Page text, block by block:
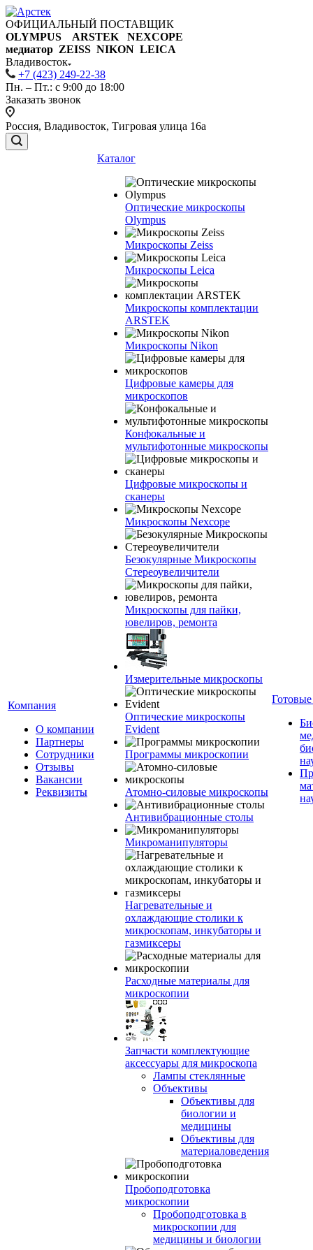
ОФИЦИАЛЬНЫЙ ПОСТАВЩИК
OLYMPUS ARSTEK NEXCOPE
медиатор ZEISS NIKON LEICA
Владивосток
+7 (423) 249-22-38
Пн. – Пт.: с 9:00 до 18:00
Заказать звонок
Россия, Владивосток, Тигровая улица 16а
Компания
О компании
Партнеры
Сотрудники
Отзывы
Вакансии
Реквизиты
Каталог
Оптические микроскопы
Olympus
Микроскопы Zeiss
Микроскопы Leica
Микроскопы комплектации
ARSTEK
Микроскопы Nikon
Цифровые камеры для
микроскопов
Конфокальные и
мультифотонные микроскопы
Цифровые микроскопы и
сканеры
Микроскопы Nexcope
Безокулярные Микроскопы
Стереоувеличители
Микроскопы для пайки,
ювелиров, ремонта
Измерительные микроскопы
Оптические микроскопы
Evident
Программы микроскопии
Атомно-силовые микроскопы
Антивибрационные столы
Микроманипуляторы
Нагревательные и
охлаждающие столики к
микроскопам, инкубаторы и
газмиксеры
Расходные материалы для
микроскопии
Запчасти комплектующие
аксессуары для микроскопа
Лампы стеклянные
Объективы
Объективы для
биологии и
медицины
Объективы для
материаловедения
Пробоподготовка
микроскопии
Пробоподготовка в
микроскопии для
медицины и биологии